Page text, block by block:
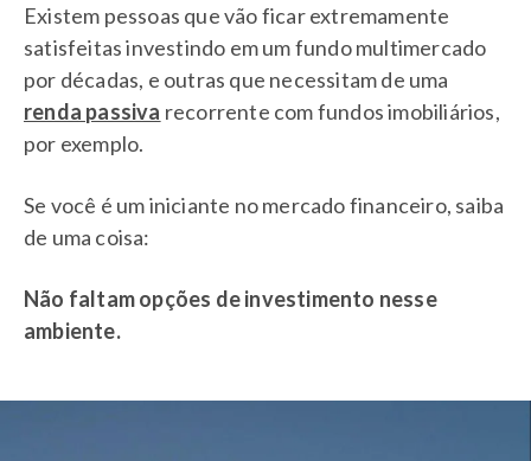
Existem pessoas que vão ficar extremamente
satisfeitas investindo em um fundo multimercado
por décadas, e outras que necessitam de uma
renda passiva recorrente com fundos imobiliários,
por exemplo.
Se você é um iniciante no mercado financeiro, saiba
de uma coisa:
Não faltam opções de investimento nesse
ambiente.